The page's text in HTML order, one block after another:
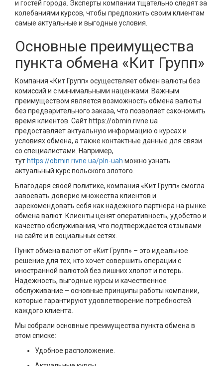
и гостей города. Эксперты компании тщательно следят за
колебаниями курсов, чтобы предложить своим клиентам
самые актуальные и выгодные условия.
Основные преимущества
пункта обмена «Кит Групп»
Компания «Кит Групп» осуществляет обмен валюты без
комиссий и с минимальными наценками. Важным
преимуществом является возможность обмена валюты
без предварительного заказа, что позволяет сэкономить
время клиентов. Сайт https://obmin.rivne.ua
предоставляет актуальную информацию о курсах и
условиях обмена, а также контактные данные для связи
со специалистами. Например,
тут https://obmin.rivne.ua/pln-uah можно узнать
актуальный курс польского злотого.
Благодаря своей политике, компания «Кит Групп» смогла
завоевать доверие множества клиентов и
зарекомендовать себя как надежного партнера на рынке
обмена валют. Клиенты ценят оперативность, удобство и
качество обслуживания, что подтверждается отзывами
на сайте и в социальных сетях.
Пункт обмена валют от «Кит Групп» – это идеальное
решение для тех, кто хочет совершить операции с
иностранной валютой без лишних хлопот и потерь.
Надежность, выгодные курсы и качественное
обслуживание – основные принципы работы компании,
которые гарантируют удовлетворение потребностей
каждого клиента.
Мы собрали основные преимущества пункта обмена в
этом списке:
Удобное расположение.